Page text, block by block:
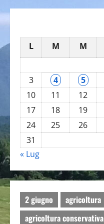
L M M
3
4 5
10
11 12
17
18 19
24
25 26
31
« Lug
2 giugno
agricoltura
agricoltura conservativa